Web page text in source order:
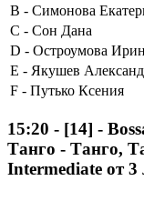
B - Симонова
C - Сон Дана
D - Остроумова
E - Якушев
F - Путько Ксения
15:20 - [14] -
Танго - Танго,
Intermediate от